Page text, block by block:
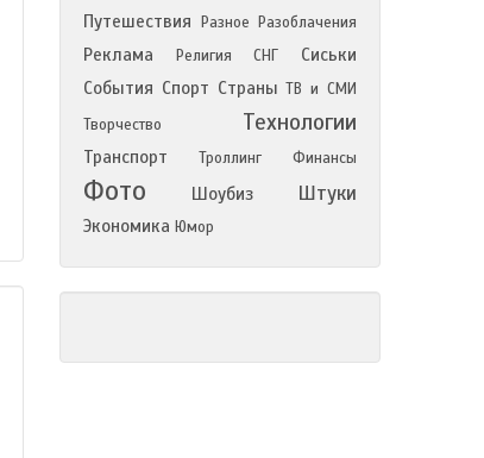
Путешествия
Разное Разоблачения
Реклама Религия СНГ
Сиськи
События Спорт Страны ТВ и СМИ
Творчество
Технологии
Транспорт Троллинг Финансы
Фото Шоубиз Штуки
Экономика Юмор